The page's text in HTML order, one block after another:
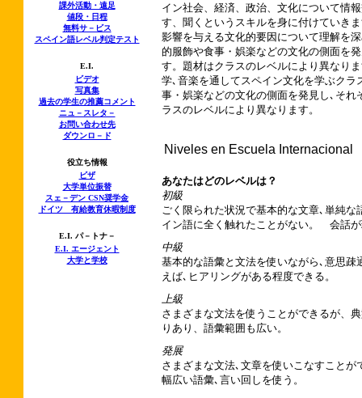
課外活動・遠足
値段・日程
無料サ－ビス
スペイン語レベル判定テスト
E.I.
ビデオ
写真集
過去の学生の推薦コメント
ニュ－スレタ－
お問い合わせ先
ダウンロ－ド
役立ち情報
ビザ
大学単位振替
スェ－デン CSN奨学金
ドイツ 有給教育休暇制度
E.I. パ－トナ－
E.I. エージェント
大学と学校
イン社会、経済、政治、文化について情
す、聞くというスキルを身に付けていき
影響を与える文化的要因について理解を
的服飾や食事・娯楽などの文化の側面を
す。題材はクラスのレベルにより異なり
学､音楽を通してスペイン文化を学ぶク
事・娯楽などの文化の側面を発見し､そ
ラスのレベルにより異なります。
Niveles en Escuela Internacional
あなたはどのレベルは？
初級
ごく限られた状況で基本的な文章､単純
イン語に全く触れたことがない。 会話
中級
基本的な語彙と文法を使いながら､意思
えば､ヒアリングがある程度できる。
上級
さまざまな文法を使うことができるが、
りあり、語彙範囲も広い。
発展
さまざまな文法､文章を使いこなすこと
幅広い語彙､言い回しを使う。